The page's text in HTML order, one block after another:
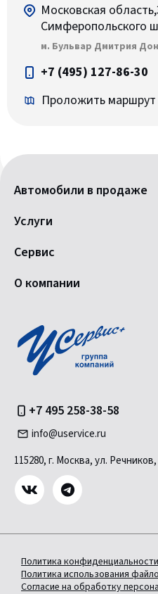
Московская
Симферопольского
м. Бульвар Дмитрия
+7 (495) 127-86-30
Проложить маршрут
Автомобили в продаже
Услуги
Сервис
О компании
+7 495 258-38-58
info@uservice.ru
115280, г. Москва, ул.
Политика конфиденциальности
Политика использования
Согласие на обработку